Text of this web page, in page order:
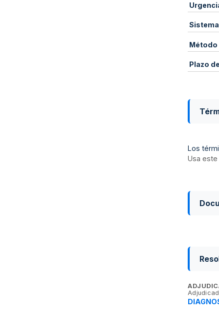
Método
Plazo
Los
Usa este